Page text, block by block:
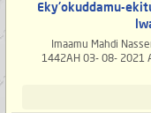
(Ganda)
-21 - Imaamu Mahdi
1442AH 03- 08- 2021